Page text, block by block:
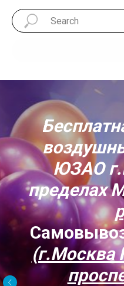
ЮЗАО
пределах
(г.Москва